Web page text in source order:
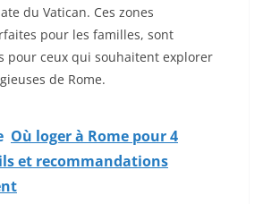
du Vatican. Ces zones
pour les familles, sont
pour ceux qui souhaitent explorer
de Rome.
Où loger à Rome pour 4
et recommandations